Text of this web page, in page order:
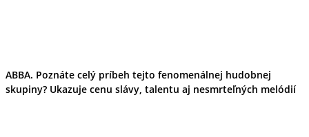
ABBA. Poznáte celý príbeh tejto fenomenálnej hudobnej
skupiny? Ukazuje cenu slávy, talentu aj nesmrteľných melódií